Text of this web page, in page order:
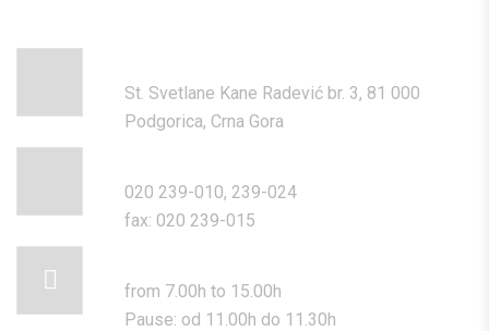
St. Svetlane Kane Radević br. 3, 81 000
Podgorica, Crna Gora
020 239-010, 239-024
fax: 020 239-015
from 7.00h to 15.00h
Pause: od 11.00h do 11.30h